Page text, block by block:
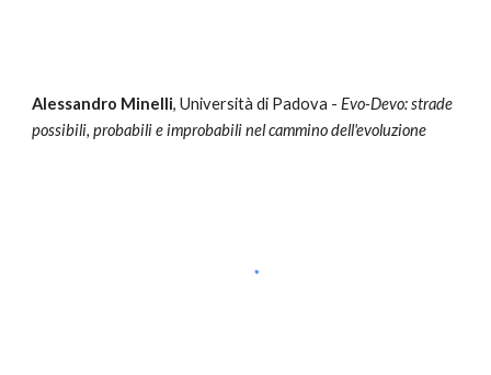
Alessandro Minelli, Università di Padova -Evo-Devo: strade
possibili, probabili e improbabili nel cammino dell'evoluzione